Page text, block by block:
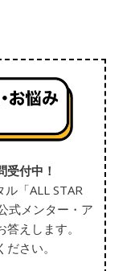
受付中！
「ALL STAR
式メンター・ア
えします。
さい。